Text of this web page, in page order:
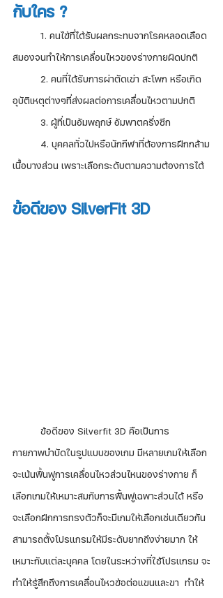
กับใคร ?
สมองจนทำให้การเคลื่อนไหวของร่างกายผิดปกติ
อุบัติเหตุต่างๆที่ส่งผลต่อการเคลื่อนไหวตามปกติ
	3. ผู้ที่เป็นอัมพฤกษ์ อัมพาตครึ่งซีก
เนื้อบางส่วน เพราะเลือกระดับตามความต้องการได้
ข้อดีของ SilverFit 3D
กายภาพบำบัดในรูปแบบของเกม มีหลายเกมให้เลือก
จะเน้นฟื้นฟูการเคลื่อนไหวส่วนไหนของร่างกาย ก็
เลือกเกมให้เหมาะสมกับการฟื้นฟูเฉพาะส่วนได้ หรือ
จะเลือกฝึกการทรงตัวก็จะมีเกมให้เลือกเช่นเดียวกัน
สามารถตั้งโปรแกรมให้มีระดับยากถึงง่ายมาก ให้
เหมาะกับแต่ละบุคคล โดยในระหว่างที่ใช้โปรแกรม จะ
ทำให้รู้สึกถึงการเคลื่อนไหวข้อต่อแขนและขา  ทำให้